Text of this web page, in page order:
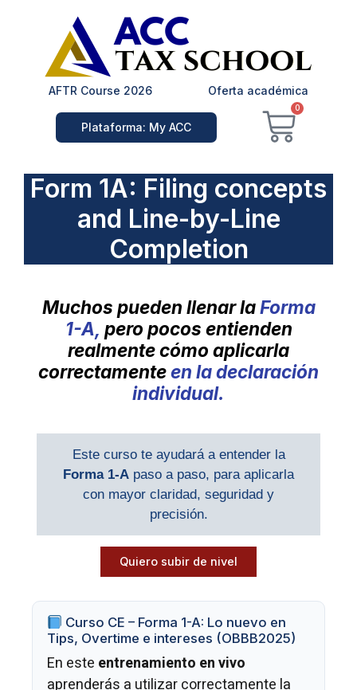
contenido
AFTR Course 2026 Oferta académica
Plataforma: My ACC
0
Form 1A: Filing concepts
and Line-by-Line
Completion
Muchos pueden llenar laForma
1-A, pero pocos entienden
realmente cómo aplicarla
correctamenteen la declaración
individual.
Este curso te ayudará a entender la
Forma 1-A paso a paso, para aplicarla
con mayor claridad, seguridad y
precisión.
Quiero subir de nivel
Curso CE – Forma 1-A: Lo nuevo en
Tips, Overtime e intereses (OBBB2025)
En este entrenamiento en vivo
aprenderás a utilizar correctamente la